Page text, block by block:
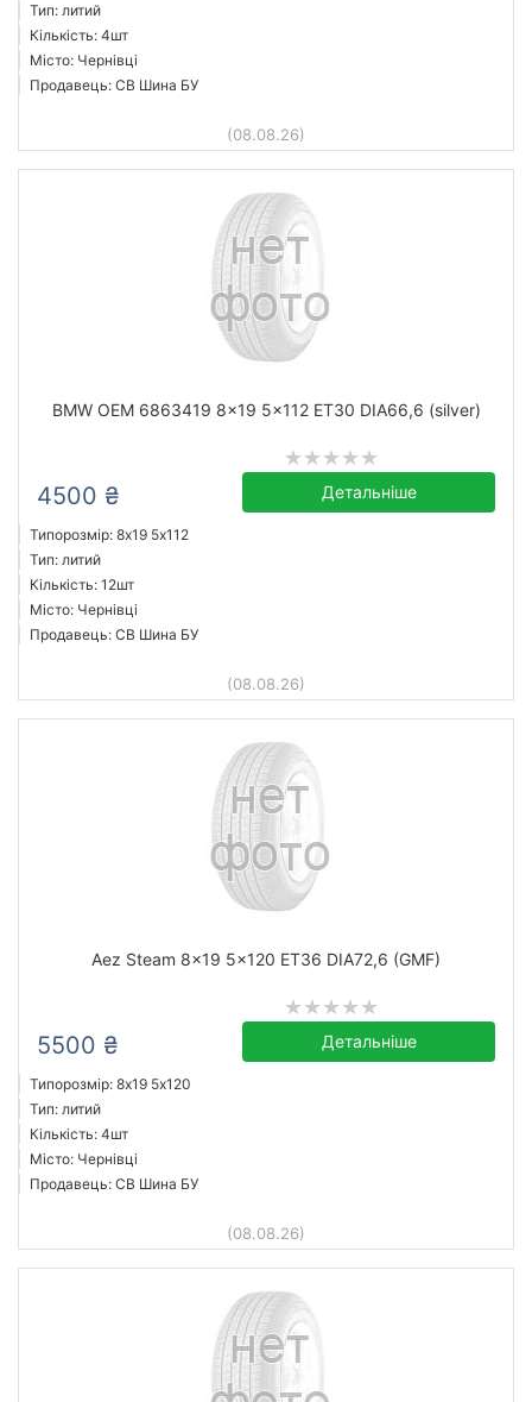
Тип: литий
Кількість: 4шт
Місто: Чернівці
Продавець: СВ Шина БУ
(08.08.26)
BMW OEM 6863419 8x19 5x112 ET30 DIA66,6 (silver)
4500 ₴ Детальніше
Типорозмір: 8x19 5х112
Тип: литий
Кількість: 12шт
Місто: Чернівці
Продавець: СВ Шина БУ
(08.08.26)
Aez Steam 8x19 5x120 ET36 DIA72,6 (GMF)
5500 ₴ Детальніше
Типорозмір: 8x19 5х120
Тип: литий
Кількість: 4шт
Місто: Чернівці
Продавець: СВ Шина БУ
(08.08.26)